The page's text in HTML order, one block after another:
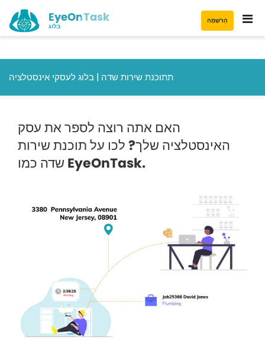
הַרשָׁמָה EyeOnTask
בלוג
תתוכנת שירות שדה | בלוג לעסקי אינסטלציה
האם אתה רוצה לספר את עסק
האינסטלציה שלך? לכו על תוכנת שירות
שדה כמו EyeOnTask.